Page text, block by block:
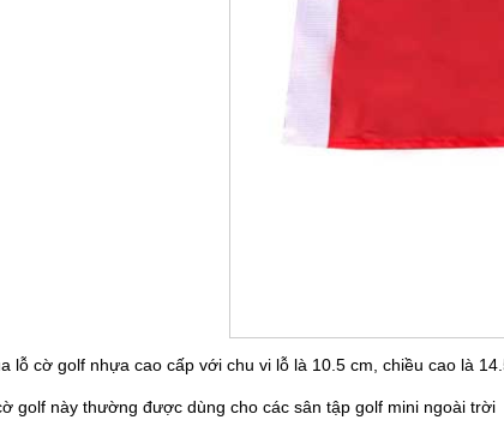
lỗ cờ golf nhựa cao cấp với chu vi lỗ là 10.5 cm, chiều cao là
golf này thường được dùng cho các sân tập golf mini ngoài trời